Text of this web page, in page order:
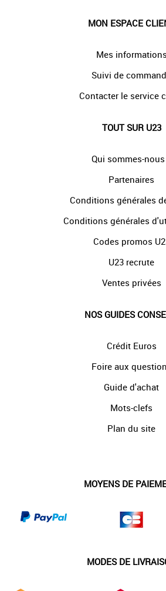
MON ESPACE
Mes informations
Suivi de
Contacter le service
TOUT SUR U23
Qui sommes-nous
Partenaires
Conditions générales
Conditions générales
Codes promos
U23 recrute
Ventes privées
NOS GUIDES
Crédit Euros
Foire aux
Guide d'achat
Mots-clefs
Plan du site
MOYENS DE
MODES DE